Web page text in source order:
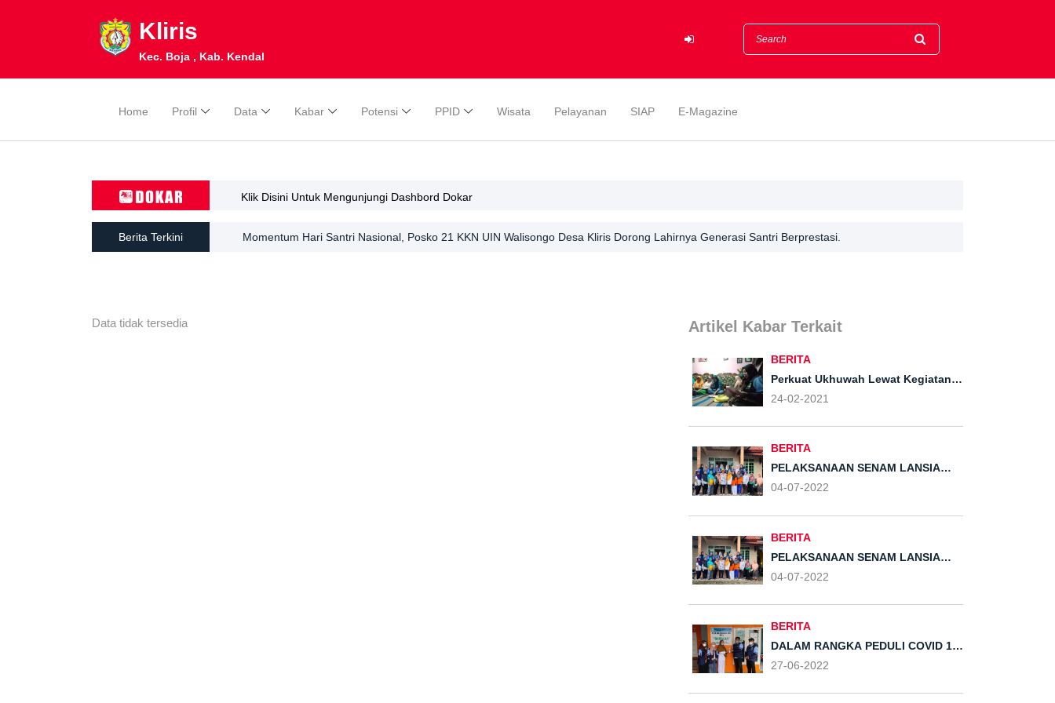
Kliris
Kec. Boja , Kab. Kendal
Home Profil Data Kabar Potensi PPID Wisata Pelayanan SIAP E-Magazine
Klik Disini Untuk Mengunjungi Dashbord Dokar
Berita Terkini Momentum Hari Santri Nasional, Posko 21 KKN UIN Walisongo Desa Kliris Dorong Lahirnya Generasi Santri Berprestasi.
Data tidak tersedia Artikel Kabar Terkait
BERITA
Perkuat Ukhuwah Lewat Kegiatan
Tompak
24-02-2021
BERITA
PELAKSANAAN SENAM LANSIA
OLEH MASYARAKAT DESA KLIRIS
BERSAMA MAHASISWA KKN MIT 14
04-07-2022
BERITA
PELAKSANAAN SENAM LANSIA
BERSAMA MAHASISWA KKN MIT 14
04-07-2022
BERITA
DALAM RANGKA PEDULI COVID 19
KELOMPOK 55 UIN WALISONGO
PEMBERIAN BANTUAN
27-06-2022